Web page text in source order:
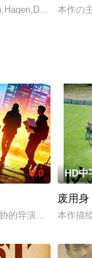
裸照要挟，让李冰
反目，分道扬镳
本作の
丽莎，开始了舞蹈
孩，在追求爱情与
9.0
的导演朱达仁萌生
HD中
废用身
本作描